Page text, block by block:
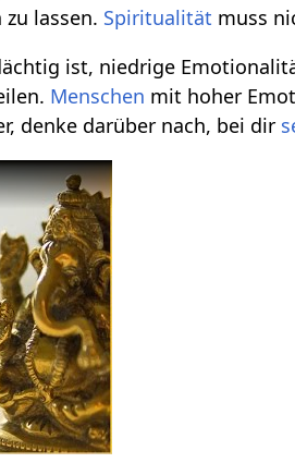
lassen. Spiritualität muss
ist, niedrige
Menschen mit hoher
denke darüber nach, bei dir